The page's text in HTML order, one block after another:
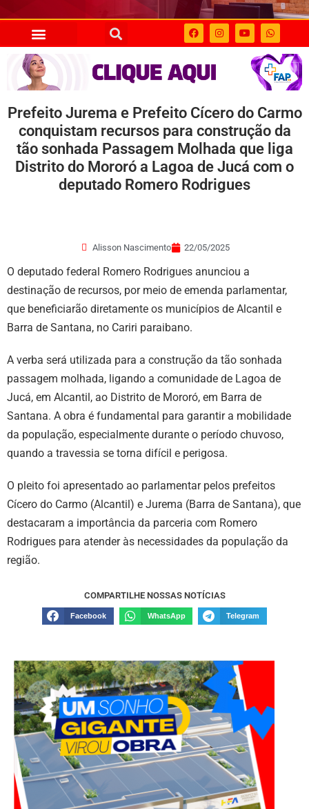
Prefeito Jurema e Prefeito Cícero do Carmo
conquistam recursos para construção da
tão sonhada Passagem Molhada que liga
Distrito do Mororó a Lagoa de Jucá com o
deputado Romero Rodrigues
Alisson Nascimento 22/05/2025
O deputado federal Romero Rodrigues anunciou a
destinação de recursos, por meio de emenda parlamentar,
que beneficiarão diretamente os municípios de Alcantil e
Barra de Santana, no Cariri paraibano.
A verba será utilizada para a construção da tão sonhada
passagem molhada, ligando a comunidade de Lagoa de
Jucá, em Alcantil, ao Distrito de Mororó, em Barra de
Santana. A obra é fundamental para garantir a mobilidade
da população, especialmente durante o período chuvoso,
quando a travessia se torna difícil e perigosa.
O pleito foi apresentado ao parlamentar pelos prefeitos
Cícero do Carmo (Alcantil) e Jurema (Barra de Santana), que
destacaram a importância da parceria com Romero
Rodrigues para atender às necessidades da população da
região.
COMPARTILHE NOSSAS NOTÍCIAS
Facebook WhatsApp Telegram